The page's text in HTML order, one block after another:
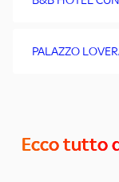
PALAZZO
Ecco tutto